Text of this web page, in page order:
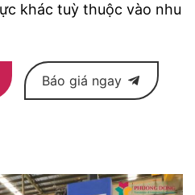
khác tuỳ thuộc vào nhu
Báo giá ngay